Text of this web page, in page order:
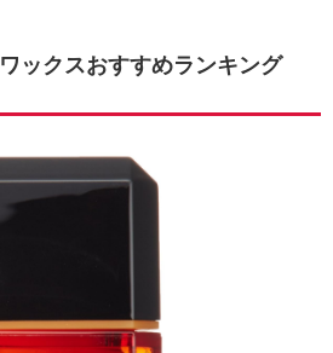
ックスおすすめランキング